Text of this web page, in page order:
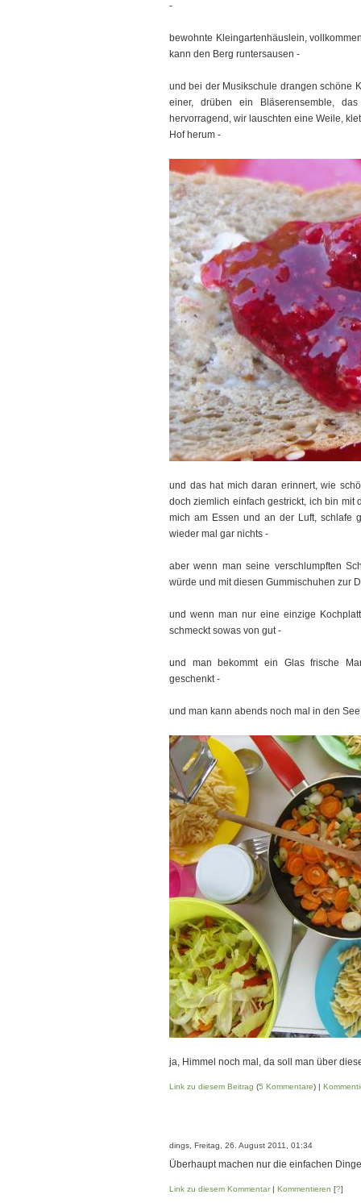
-
bewohnte Kleingartenhäuslein,
kann den Berg runtersausen -
und bei der Musikschule drangen schöne
einer, drüben ein Bläserensemble,
hervorragend, wir lauschten eine Weile,
Hof herum -
und das hat mich daran erinnert, wie
doch ziemlich einfach gestrickt, ich bin
mich am Essen und an der Luft, schlafe
wieder mal gar nichts -
aber wenn man seine verschlumpften
würde und mit diesen Gummischuhen zur
und wenn man nur eine einzige
schmeckt sowas von gut -
und man bekommt ein Glas frische
geschenkt -
und man kann abends noch mal in den
ja, Himmel noch mal, da soll man über
Link zu diesem Beitrag (5 Kommentare) |
dings, Freitag, 26. August 2011, 01:34
Überhaupt machen nur die einfachen
Link zu diesem Kommentar| Kommentieren [?]